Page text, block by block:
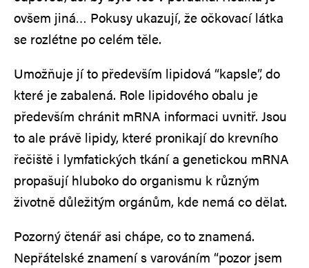
ovšem jiná… Pokusy ukazují, že očkovací látka
se rozlétne po celém těle.
Umožňuje jí to především lipidová “kapsle”, do
které je zabalená. Role lipidového obalu je
především chránit mRNA informaci uvnitř. Jsou
to ale právě lipidy, které pronikají do krevního
řečiště i lymfatických tkání a genetickou mRNA
propašují hluboko do organismu k různým
životně důležitým orgánům, kde nemá co dělat.
Pozorný čtenář asi chápe, co to znamená.
Nepřátelské znamení s varováním “pozor jsem